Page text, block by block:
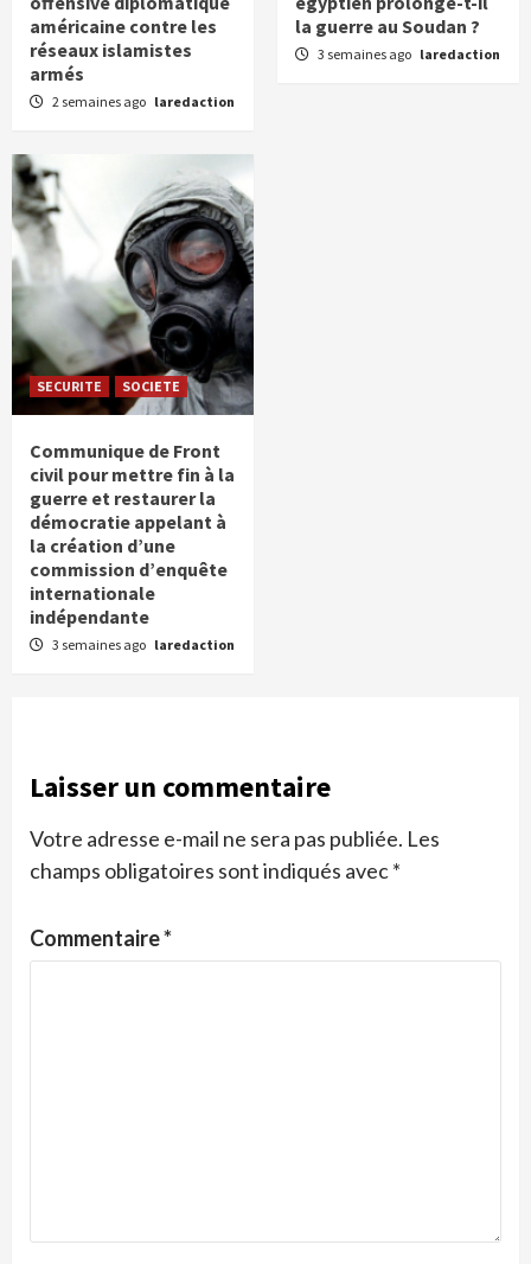
américaine contre les
réseaux islamistes
armés
2 semaines ago laredaction
la guerre au Soudan ?
3 semaines ago laredaction
SECURITE SOCIETE
Communique de Front
civil pour mettre fin à la
guerre et restaurer la
démocratie appelant à
la création d’une
commission d’enquête
internationale
indépendante
3 semaines ago laredaction
Laisser un commentaire
Votre adresse e-mail ne sera pas publiée. Les
champs obligatoires sont indiqués avec*
Commentaire*